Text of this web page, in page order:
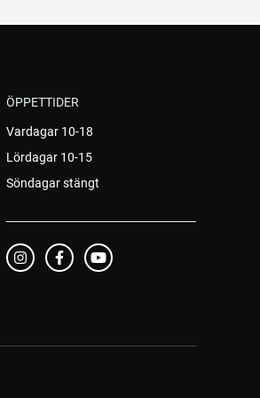
ÖPPETTIDER
Vardagar 10-18
Lördagar 10-15
Söndagar stängt